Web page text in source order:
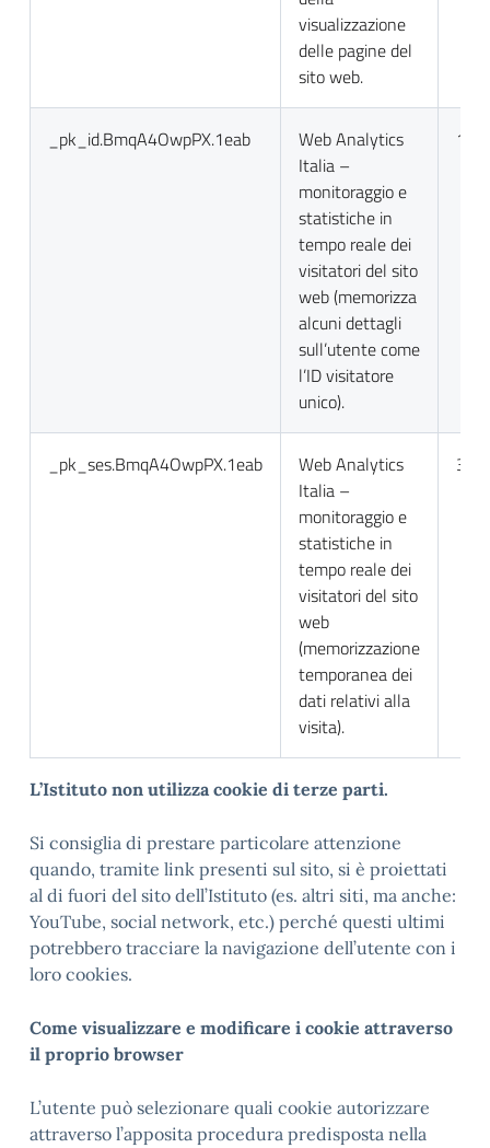
visualizzazione
delle pagine del
sito web.
_pk_id.BmqA4OwpPX.1eab
Web Analytics
Italia –
monitoraggio e
statistiche in
tempo reale dei
visitatori del sito
web (memorizza
alcuni dettagli
sull’utente come
l’ID visitatore
unico).
13
_pk_ses.BmqA4OwpPX.1eab
Web Analytics
Italia –
monitoraggio e
statistiche in
tempo reale dei
visitatori del sito
web
(memorizzazione
temporanea dei
dati relativi alla
visita).
30
L’Istituto non utilizza cookie di terze parti.
Si consiglia di prestare particolare attenzione
quando, tramite link presenti sul sito, si è proiettati
al di fuori del sito dell’Istituto (es. altri siti, ma anche:
YouTube, social network, etc.) perché questi ultimi
potrebbero tracciare la navigazione dell’utente con i
loro cookies.
Come visualizzare e modificare i cookie attraverso
il proprio browser
L’utente può selezionare quali cookie autorizzare
attraverso l’apposita procedura predisposta nella